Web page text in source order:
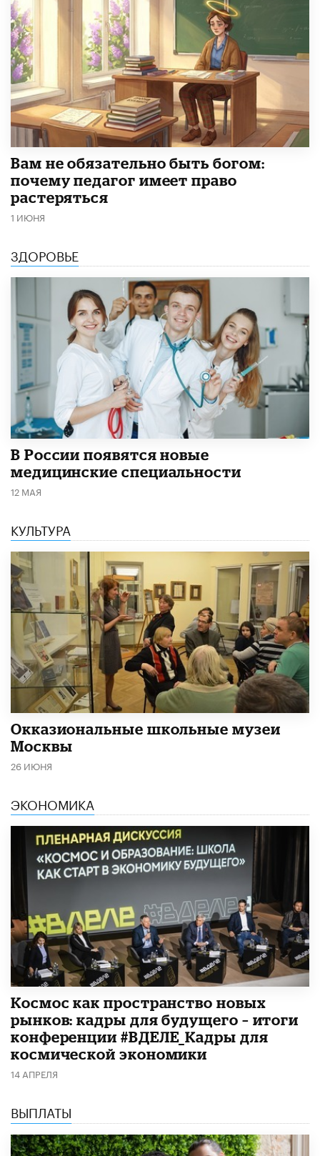
​Вам не обязательно быть богом:
почему педагог имеет право
растеряться
1 ИЮНЯ
ЗДОРОВЬЕ
В России появятся новые
медицинские специальности
12 МАЯ
КУЛЬТУРА
​Окказиональные школьные музеи
Москвы
26 ИЮНЯ
ЭКОНОМИКА
Космос как пространство новых
рынков: кадры для будущего – итоги
конференции #ВДЕЛЕ_Кадры для
космической экономики
14 АПРЕЛЯ
ВЫПЛАТЫ